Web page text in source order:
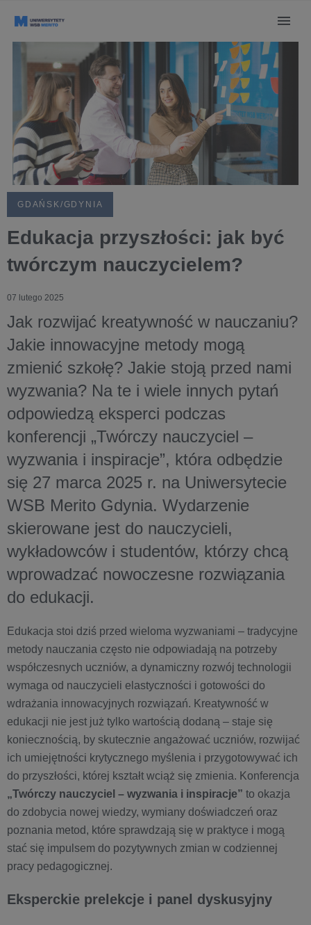
GDAŃSK/GDYNIA
Edukacja przyszłości: jak być
twórczym nauczycielem?
07 lutego 2025
Jak rozwijać kreatywność w nauczaniu?
Jakie innowacyjne metody mogą
zmienić szkołę? Jakie stoją przed nami
wyzwania? Na te i wiele innych pytań
odpowiedzą eksperci podczas
konferencji „Twórczy nauczyciel –
wyzwania i inspiracje”, która odbędzie
się 27 marca 2025 r. na Uniwersytecie
WSB Merito Gdynia. Wydarzenie
skierowane jest do nauczycieli,
wykładowców i studentów, którzy chcą
wprowadzać nowoczesne rozwiązania
do edukacji.
Edukacja stoi dziś przed wieloma wyzwaniami – tradycyjne
metody nauczania często nie odpowiadają na potrzeby
współczesnych uczniów, a dynamiczny rozwój technologii
wymaga od nauczycieli elastyczności i gotowości do
wdrażania innowacyjnych rozwiązań. Kreatywność w
edukacji nie jest już tylko wartością dodaną – staje się
koniecznością, by skutecznie angażować uczniów, rozwijać
ich umiejętności krytycznego myślenia i przygotowywać ich
do przyszłości, której kształt wciąż się zmienia. Konferencja
„Twórczy nauczyciel – wyzwania i inspiracje” to okazja
do zdobycia nowej wiedzy, wymiany doświadczeń oraz
poznania metod, które sprawdzają się w praktyce i mogą
stać się impulsem do pozytywnych zmian w codziennej
pracy pedagogicznej.
Eksperckie prelekcje i panel dyskusyjny